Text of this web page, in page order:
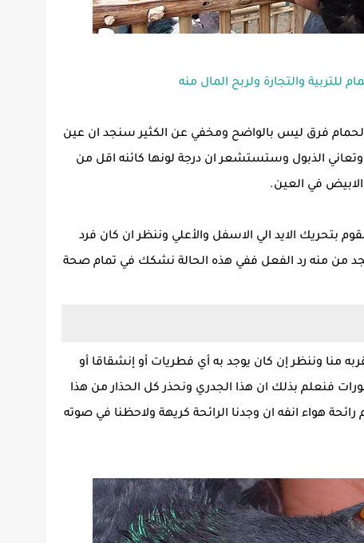
للتربية والتجارة ولربح المال منه
الحمام فرق ليس بالواضح ومخفي عن الكثير سنجد ان عين
الذبول وستستشعر ان درجة لونها كائنه اقل من
في العين.
بتحريك الايد الي الاسفل والأعلي وننظر ان كان فرد
نجد من منه رد الفعل ففي هذه الحالة نشكك في تمام صحة
منا وننظر إن كان يوجد به أي فطريات أو إنشقاقا أو
فنعلم بذلك ان هذا الجدري ونحذر كل الحذار من هذا
هواء انفه ان وجدنا الرائحة كريهة ولاحظنا في صوته